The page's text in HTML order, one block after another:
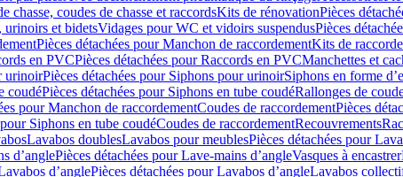
chasse, coudes de chasse et raccordsKits de rénovationPièces
urinoirs et bidetsVidages pour WC et vidoirs suspendusPièces
Pièces détachées pour Manchon de raccordementKits de
en PVCPièces détachées pour Raccords en PVCManchettes et
urinoirPièces détachées pour Siphons pour urinoirSiphons en forme
coudéPièces détachées pour Siphons en tube coudéRallonges de
pour Manchon de raccordementCoudes de raccordementPièces
Siphons en tube coudéCoudes de raccordementRecouvrements
Lavabos doublesLavabos pour meublesPièces détachées pour
d’anglePièces détachées pour Lave-mains d’angleVasques à encastrer
d’anglePièces détachées pour Lavabos d’angleLavabos